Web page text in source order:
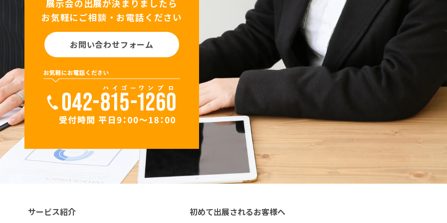
展示会の出展が決まりましたら
お気軽にご相談・お電話ください
お問い合わせフォーム
サービス紹介 初めて出展されるお客様へ